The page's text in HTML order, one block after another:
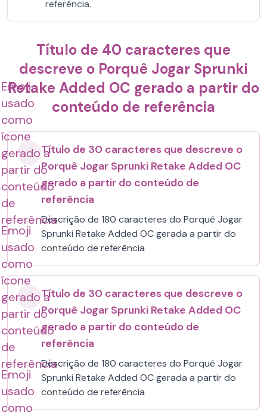
referência.
Título de 40 caracteres que
descreve o Porquê Jogar Sprunki
Retake Added OC gerado a partir do
conteúdo de referência
Emoji
usado
como
ícone
gerado a
partir do
conteúdo
de
referência
Título de 30 caracteres que descreve o
Porquê Jogar Sprunki Retake Added OC
gerado a partir do conteúdo de
referência
Descrição de 180 caracteres do Porquê Jogar
Sprunki Retake Added OC gerada a partir do
conteúdo de referência
Emoji
usado
como
ícone
gerado a
partir do
conteúdo
de
referência
Título de 30 caracteres que descreve o
Porquê Jogar Sprunki Retake Added OC
gerado a partir do conteúdo de
referência
Descrição de 180 caracteres do Porquê Jogar
Sprunki Retake Added OC gerada a partir do
conteúdo de referência
Emoji
usado
como